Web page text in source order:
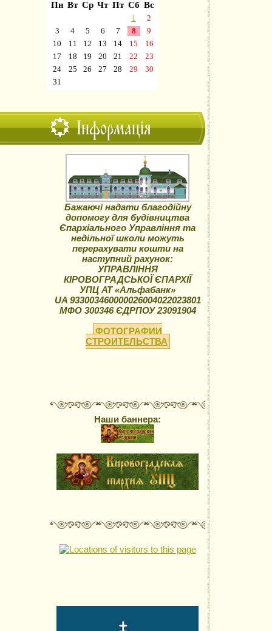
Інформація
Бажаючі надати благодійну
допомогу для будівництва
Єпархіального Управління та
недільної школи можуть
перерахувати кошти на
наступний рахунок:
УПРАВЛІННЯ
КІРОВОГРАДСЬКОЇ ЄПАРХІЇ
УПЦ АТ «Альфабанк»
UA 933003460000026004022023801
МФО 300346 ЄДРПОУ 23091904
ФОТОГРАФИИ
СТРОИТЕЛЬСТВА
Наши баннера: